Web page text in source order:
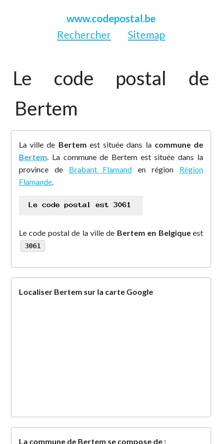
www.codepostal.be
Rechercher
Sitemap
Le code postal de
Bertem
La ville de Bertem est située dans la commune de
Bertem . La commune de Bertem est située dans la
province de Brabant Flamand en région Région
Flamande
Le code postal de la ville de Bertem en Belgiqueest
3061
Localiser Bertem sur la carte Google
La commune de Bertem se compose de :